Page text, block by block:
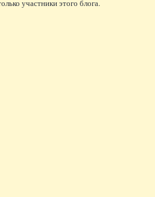
участники этого блога.